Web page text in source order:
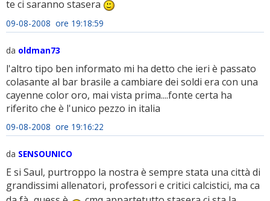
te ci saranno stasera
09-08-2008 ore 19:18:59
da oldman73
l'altro tipo ben informato mi ha detto che ieri è passato
colasante al bar brasile a cambiare dei soldi era con una
cayenne color oro, mai vista prima....fonte certa ha
riferito che è l'unico pezzo in italia
09-08-2008 ore 19:16:22
da SENSOUNICO
E si Saul, purtroppo la nostra è sempre stata una città di
grandissimi allenatori, professori e critici calcistici, ma ca